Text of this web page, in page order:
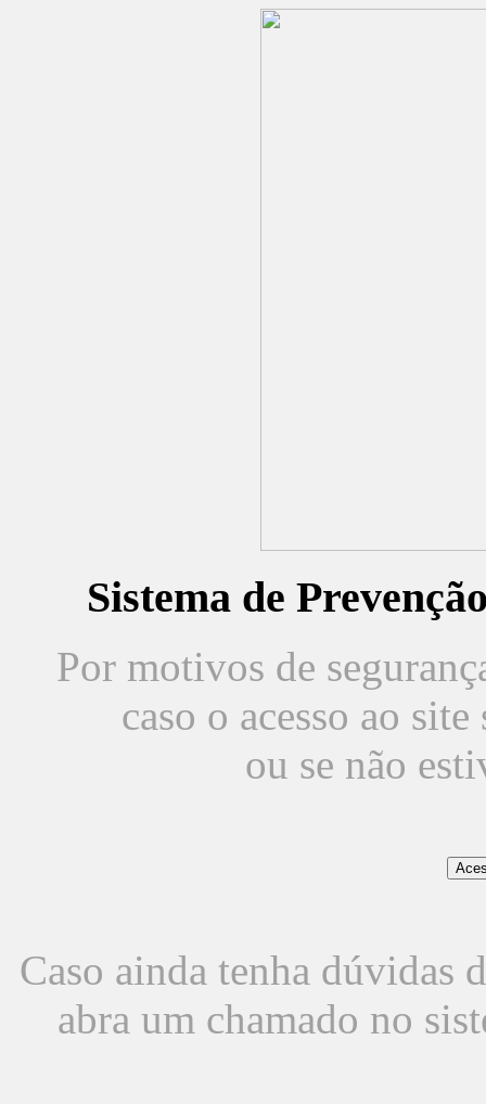
Sistema de
Por motivos de
caso o acesso ao
ou se não
Caso ainda tenha dúvidas
abra um chamado no